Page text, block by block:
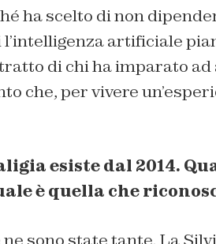
ha scelto di non
artificiale
di chi ha imparato
che, per vivere
esiste dal 2014.
è quella che
sono state tante. La